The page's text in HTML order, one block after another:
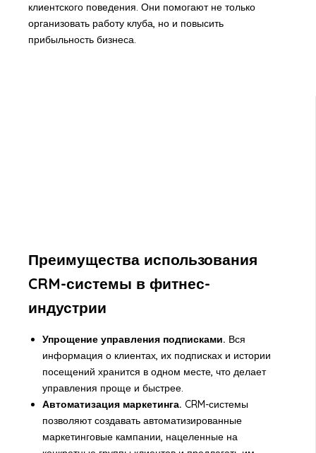
клиентского поведения. Они помогают не только
организовать работу клуба, но и повысить
прибыльность бизнеса.
Преимущества использования
CRM-системы в фитнес-
индустрии
Упрощение управления подписками. Вся
информация о клиентах, их подписках и истории
посещений хранится в одном месте, что делает
управления проще и быстрее.
Автоматизация маркетинга. CRM-системы
позволяют создавать автоматизированные
маркетинговые кампании, нацеленные на